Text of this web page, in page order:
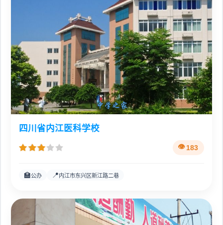
四川省内江医科学校
183
🏫公办 📍内江市东兴区新江路二巷